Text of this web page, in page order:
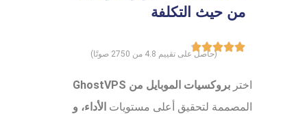
من حيث التكلفة
(حاصل على تقييم 4.8 من 2750 صوتًا)
اختر بروكسيات الموبايل من GhostVPS
المصممة لتحقيق أعلى مستويات الأداء، و